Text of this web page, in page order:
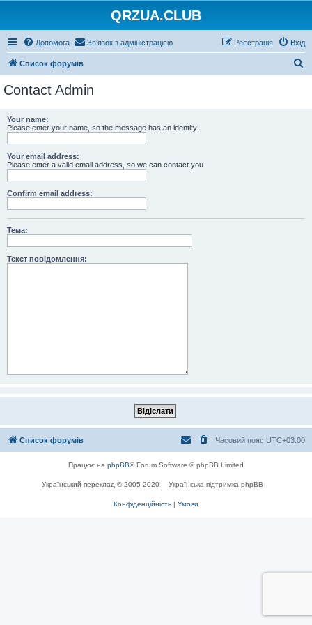
QRZUA.CLUB
Допомога Зв'язок з адміністрацією Вхід
Реєстрація
Список форумів
Contact Admin
Your name:
Please enter your name, so the message has an identity.
Your email address:
Please enter a valid email address, so we can contact you.
Confirm email address:
Тема:
Текст повідомлення:
Список форумів Часовий пояс UTC+03:00
Працює на phpBB® Forum Software © phpBB Limited
Український переклад © 2005-2020 Українська підтримка phpBB
Конфіденційність | Умови